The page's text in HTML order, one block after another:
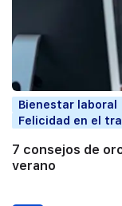
Bienestar laboral
Felicidad en el
7 consejos de
verano